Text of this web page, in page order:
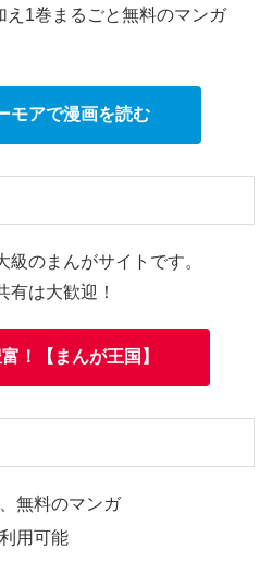
え1巻まるごと無料のマンガ
モアで漫画を読む
のまんがサイトです。
有は大歓迎！
！【まんが王国】
無料のマンガ
用可能